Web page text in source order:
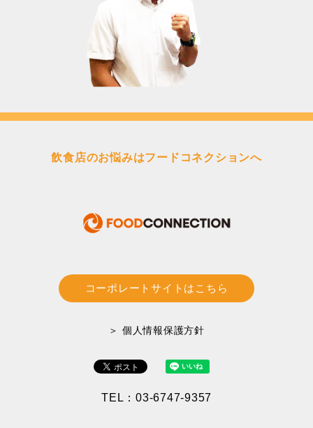
飲食店のお悩みはフードコネクションへ
コーポレートサイトはこちら
＞ 個人情報保護方針
TEL：03-6747-9357